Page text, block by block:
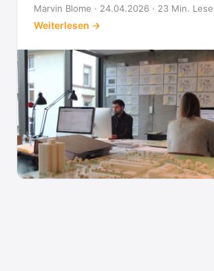
Architekten-FAQ.
Marvin Blome · 24.04.2026 · 23 Min.
Weiterlesen →